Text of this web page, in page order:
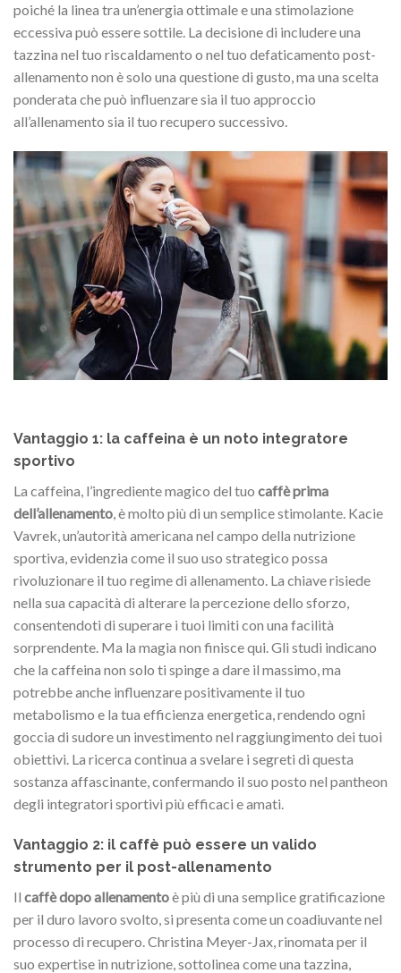
poiché la linea tra un’energia ottimale e una stimolazione
eccessiva può essere sottile. La decisione di includere una
tazzina nel tuo riscaldamento o nel tuo defaticamento post-
allenamento non è solo una questione di gusto, ma una scelta
ponderata che può influenzare sia il tuo approccio
all’allenamento sia il tuo recupero successivo.
Vantaggio 1: la caffeina è un noto integratore
sportivo
La caffeina, l’ingrediente magico del tuo caffè prima
dell’allenamento, è molto più di un semplice stimolante. Kacie
Vavrek, un’autorità americana nel campo della nutrizione
sportiva, evidenzia come il suo uso strategico possa
rivoluzionare il tuo regime di allenamento. La chiave risiede
nella sua capacità di alterare la percezione dello sforzo,
consentendoti di superare i tuoi limiti con una facilità
sorprendente. Ma la magia non finisce qui. Gli studi indicano
che la caffeina non solo ti spinge a dare il massimo, ma
potrebbe anche influenzare positivamente il tuo
metabolismo e la tua efficienza energetica, rendendo ogni
goccia di sudore un investimento nel raggiungimento dei tuoi
obiettivi. La ricerca continua a svelare i segreti di questa
sostanza affascinante, confermando il suo posto nel pantheon
degli integratori sportivi più efficaci e amati.
Vantaggio 2: il caffè può essere un valido
strumento per il post-allenamento
Il caffè dopo allenamentoè più di una semplice gratificazione
per il duro lavoro svolto, si presenta come un coadiuvante nel
processo di recupero. Christina Meyer-Jax, rinomata per il
suo expertise in nutrizione, sottolinea come una tazzina,